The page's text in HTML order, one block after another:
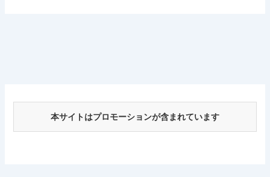
本サイトはプロモーションが含まれています